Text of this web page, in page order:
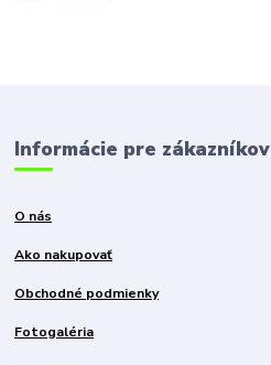
Informácie pre zákazníkov
O nás
Ako nakupovať
Obchodné podmienky
Fotogaléria